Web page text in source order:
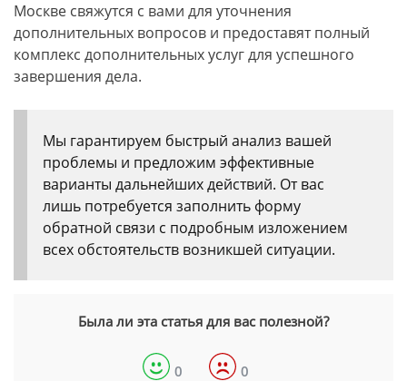
Москве свяжутся с вами для уточнения
дополнительных вопросов и предоставят полный
комплекс дополнительных услуг для успешного
завершения дела.
Мы гарантируем быстрый анализ вашей
проблемы и предложим эффективные
варианты дальнейших действий. От вас
лишь потребуется заполнить форму
обратной связи с подробным изложением
всех обстоятельств возникшей ситуации.
Была ли эта статья для вас полезной?
0 0